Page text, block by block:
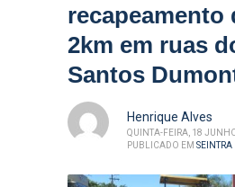
recapeamento
2km em ruas
Santos
Henrique Alves
QUINTA-FEIRA, 18
PUBLICADO EM SEINTRA